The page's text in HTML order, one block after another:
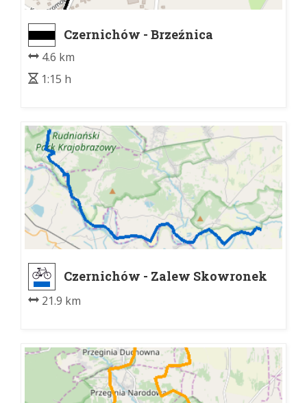
Czernichów - Brzeźnica
4.6 km
1:15 h
Czernichów - Zalew Skowronek
21.9 km